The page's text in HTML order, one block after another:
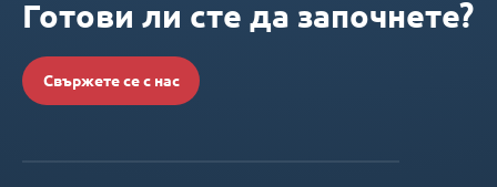
Готови ли сте да започнете?
Свържете се с нас